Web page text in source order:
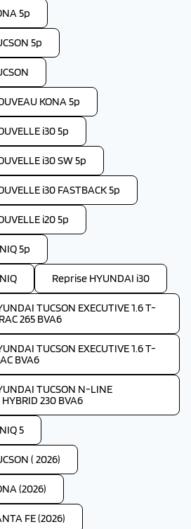
5p
5p
KONA 5p
i30 5p
i30 SW 5p
i30 FASTBACK 5p
i20 5p
5p
Reprise HYUNDAI i30
TUCSON EXECUTIVE 1.6 T-
265 BVA6
TUCSON EXECUTIVE 1.6 T-
BVA6
TUCSON N-LINE
230 BVA6
5
( 2026)
(2026)
FE (2026)